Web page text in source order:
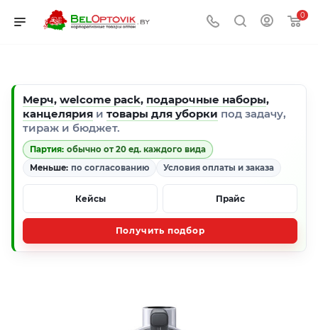
0
Мерч, welcome pack, подарочные наборы,
канцелярия и товары для уборки под задачу,
тираж и бюджет.
Партия: обычно от 20 ед. каждого вида
Меньше: по согласованию Условия оплаты и заказа
Кейсы Прайс
Получить подбор